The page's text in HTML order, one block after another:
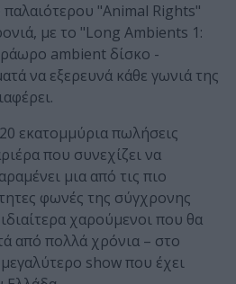
παλαιότερου "Animal Rights"
με το "Long Ambients 1:
ambient δίσκο -
να εξερευνά κάθε γωνιά της
εκατομμύρια πωλήσεις
που συνεχίζει να
μια από τις πιο
φωνές της σύγχρονης
χαρούμενοι που θα
από πολλά χρόνια – στο
show που έχει